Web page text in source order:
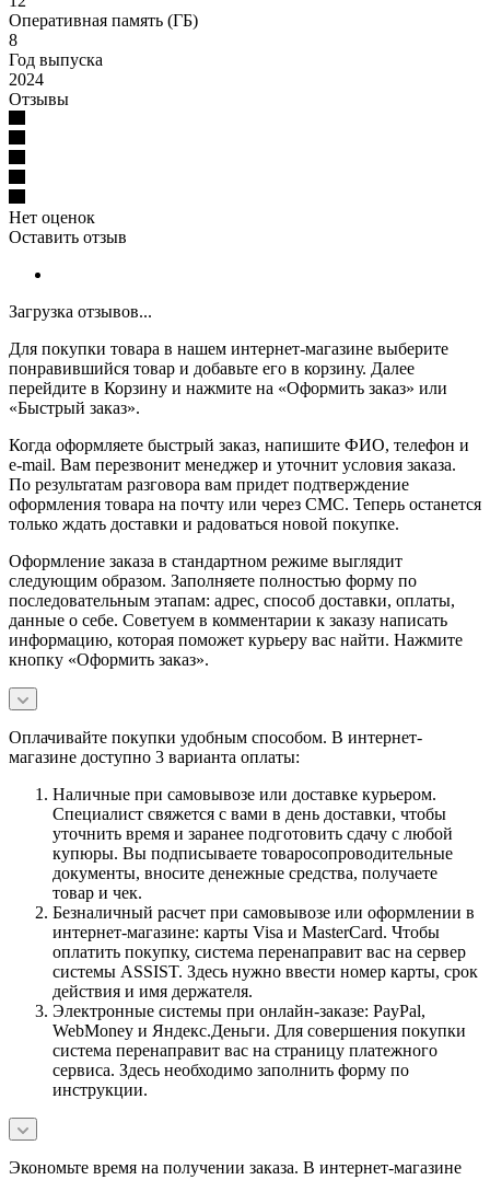
Оперативная память (ГБ)
8
Год выпуска
2024
Отзывы
Нет оценок
Оставить отзыв
Загрузка отзывов...
Для покупки товара в нашем интернет-магазине выберите
понравившийся товар и добавьте его в корзину. Далее
перейдите в Корзину и нажмите на «Оформить заказ» или
«Быстрый заказ».
Когда оформляете быстрый заказ, напишите ФИО, телефон и
e-mail. Вам перезвонит менеджер и уточнит условия заказа.
По результатам разговора вам придет подтверждение
оформления товара на почту или через СМС. Теперь останется
только ждать доставки и радоваться новой покупке.
Оформление заказа в стандартном режиме выглядит
следующим образом. Заполняете полностью форму по
последовательным этапам: адрес, способ доставки, оплаты,
данные о себе. Советуем в комментарии к заказу написать
информацию, которая поможет курьеру вас найти. Нажмите
кнопку «Оформить заказ».
Оплачивайте покупки удобным способом. В интернет-
магазине доступно 3 варианта оплаты:
Наличные при самовывозе или доставке курьером.
Специалист свяжется с вами в день доставки, чтобы
уточнить время и заранее подготовить сдачу с любой
купюры. Вы подписываете товаросопроводительные
документы, вносите денежные средства, получаете
товар и чек.
Безналичный расчет при самовывозе или оформлении в
интернет-магазине: карты Visa и MasterCard. Чтобы
оплатить покупку, система перенаправит вас на сервер
системы ASSIST. Здесь нужно ввести номер карты, срок
действия и имя держателя.
Электронные системы при онлайн-заказе: PayPal,
WebMoney и Яндекс.Деньги. Для совершения покупки
система перенаправит вас на страницу платежного
сервиса. Здесь необходимо заполнить форму по
инструкции.
Экономьте время на получении заказа. В интернет-магазине